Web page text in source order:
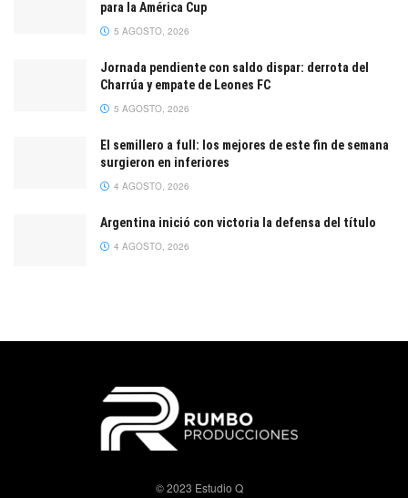
para la América Cup
5 AGOSTO, 2026
Jornada pendiente con saldo dispar: derrota del
Charrúa y empate de Leones FC
5 AGOSTO, 2026
El semillero a full: los mejores de este fin de semana
surgieron en inferiores
4 AGOSTO, 2026
Argentina inició con victoria la defensa del título
4 AGOSTO, 2026
© 2023 Estudio Q